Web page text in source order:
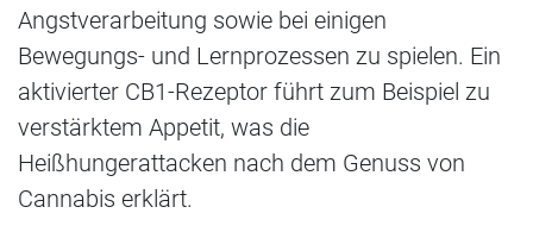
Angstverarbeitung sowie bei einigen
Bewegungs- und Lernprozessen zu spielen. Ein
aktivierter CB1-Rezeptor führt zum Beispiel zu
verstärktem Appetit, was die
Heißhungerattacken nach dem Genuss von
Cannabis erklärt.